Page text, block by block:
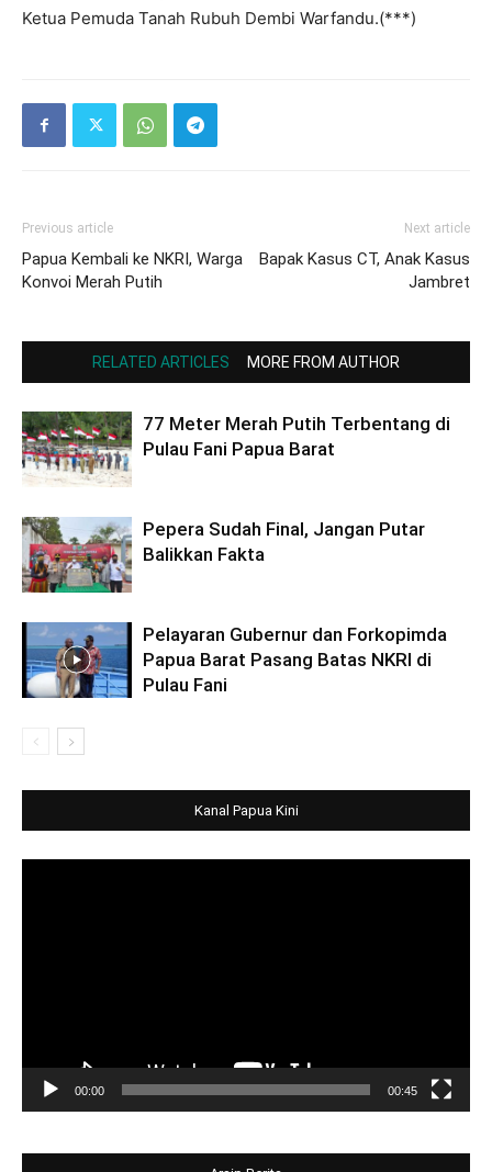
Ketua Pemuda Tanah Rubuh Dembi Warfandu.(***)
Previous article
Papua Kembali ke NKRI, Warga
Konvoi Merah Putih
Next article
Bapak Kasus CT, Anak Kasus
Jambret
RELATED ARTICLES MORE FROM AUTHOR
77 Meter Merah Putih Terbentang di
Pulau Fani Papua Barat
Pepera Sudah Final, Jangan Putar
Balikkan Fakta
Pelayaran Gubernur dan Forkopimda
Papua Barat Pasang Batas NKRI di
Pulau Fani
Kanal Papua Kini
00:00 00:45